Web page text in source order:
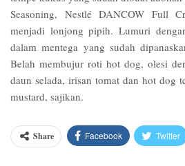
Seasoning, Nestlé DANCOW Full
menjadi lonjong pipih. Lumuri
dalam mentega yang sudah
Belah membujur roti hot dog, olesi
daun selada, irisan tomat dan hot dog
mustard, sajikan.
Share Facebook Twitter